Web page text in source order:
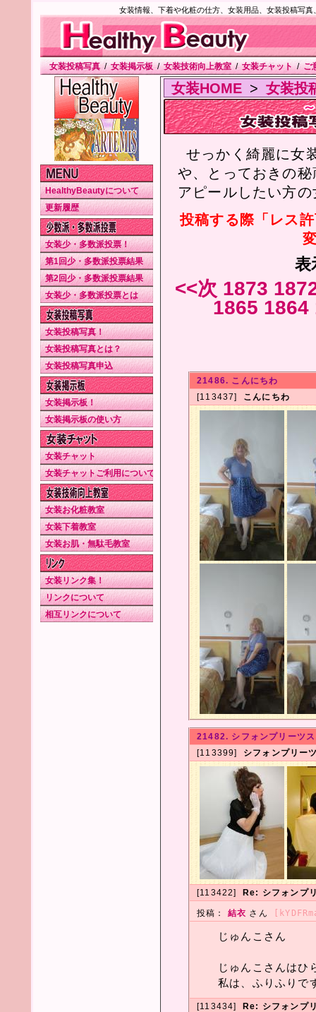
女装情報、下着や化粧の仕方、女装用品、女装投稿写
女装投稿写真 / 女装掲示板 / 女装技術向上教室 / 女装チャット / ご
HealthyBeautyについて
更新履歴
女装少・多数派投票！
第1回少・多数派投票結果
第2回少・多数派投票結果
女装少・多数派投票とは
女装投稿写真！
女装投稿写真とは？
女装投稿写真申込
女装掲示板！
女装掲示板の使い方
女装チャット
女装チャットご利用について
女装お化粧教室
女装下着教室
女装お肌・無駄毛教室
女装リンク集！
リンクについて
相互リンクについて
女装HOME > 女装投
せっかく綺麗に女
や、とっておきの
アピールしたい方
投稿する際「レス
表
<<次 1873
1865 1864
21486. こんにちわ
[113437] こんにちわ
21482. シフォンプリーツ
[113399] シフォンプリー
[113422] Re: シフォンプ
投稿： 結衣 さん
じゅんこさん
じゅんこさんはひ
私は、ふりふりで
[113434] Re: シフォンプ